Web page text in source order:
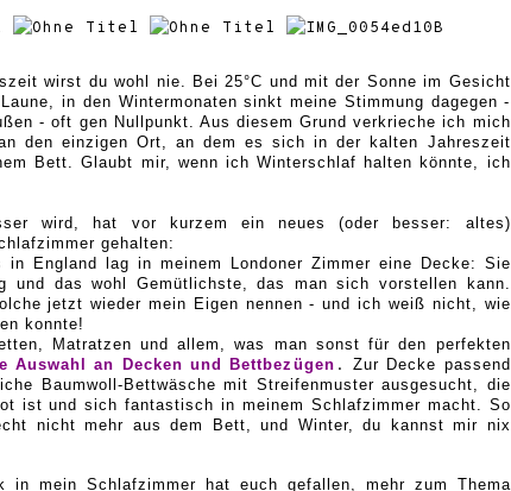
wirst du wohl nie. Bei 25°C und mit der Sonne im Gesicht
in den Wintermonaten sinkt meine Stimmung dagegen -
- oft gen Nullpunkt. Aus diesem Grund verkrieche ich mich
den einzigen Ort, an dem es sich in der kalten Jahreszeit
Bett. Glaubt mir, wenn ich Winterschlaf halten könnte, ich
wird, hat vor kurzem ein neues (oderbesser:
altes)
gehalten:
in England lag in meinem Londoner Zimmer eine Decke: Sie
und das wohl Gemütlichste, das man sich vorstellen kann.
jetzt wieder mein Eigen nennen - und ich weiß nicht, wie
konnte!
Matratzen und allem , was man sonst für den perfekten
Auswahl an Decken und Bettbez ügen .
Zur Decke passend
Baumwoll-Bettwäsche mit Streifenmuster ausgesucht, die
ist und sichfantastisch in meinem Schlafzimmermacht.
So
nicht mehr aus dem Bett, und Winter, du kannst mir nix
in mein Schlafzimmer hat euch gefallen, mehr zum Thema